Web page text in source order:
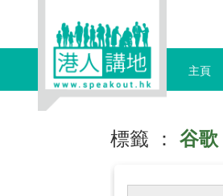
主頁
標籤 ： 谷歌